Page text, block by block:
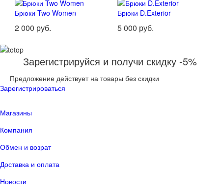
Брюки Two Women
2 000 руб.
Брюки D.Exterior
5 000 руб.
Зарегистрируйся и получи скидку -5%
Предложение действует на товары без скидки
Зарегистрироваться
Магазины
Компания
Обмен и возрат
Доставка и оплата
Новости